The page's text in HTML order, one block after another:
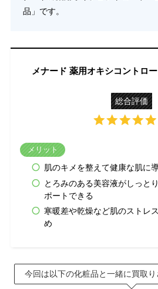
品」です。
メナード 薬用オキシコントロ
総合評価
メリット
肌のキメを整えて健康な肌に
とろみのある美容液がしっと
ポートできる
寒暖差や乾燥など肌のストレ
め
今回は以下の化粧品と一緒に買取